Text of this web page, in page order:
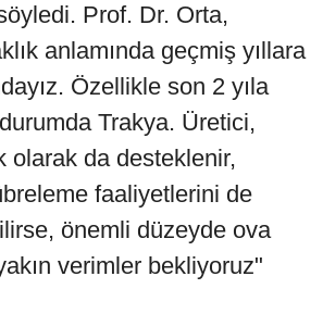
Prof. Dr. Orta,
anlamında geçmiş yıllara
Özellikle son 2 yıla
Trakya. Üretici,
olarak da desteklenir,
faaliyetlerini de
önemli düzeyde ova
verimler bekliyoruz"